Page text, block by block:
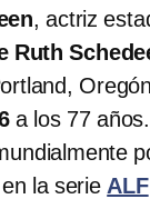
, actriz
Ruth
a los 77 años.
la serie ALF